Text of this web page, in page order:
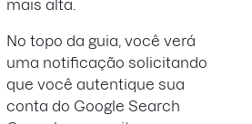
mais alta.
No topo da guia, você verá
uma notificação solicitando
que você autentique sua
conta do Google Search